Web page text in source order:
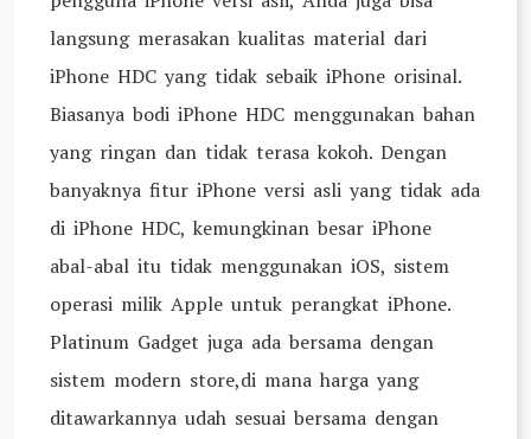
langsung merasakan kualitas material dari
iPhone HDC yang tidak sebaik iPhone orisinal.
Biasanya bodi iPhone HDC menggunakan bahan
yang ringan dan tidak terasa kokoh. Dengan
banyaknya fitur iPhone versi asli yang tidak ada
di iPhone HDC, kemungkinan besar iPhone
abal-abal itu tidak menggunakan iOS, sistem
operasi milik Apple untuk perangkat iPhone.
Platinum Gadget juga ada bersama dengan
sistem modern store,di mana harga yang
ditawarkannya udah sesuai bersama dengan